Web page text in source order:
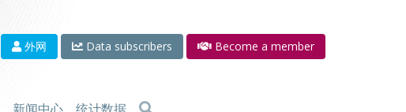
外网 Data subscribers Become a member